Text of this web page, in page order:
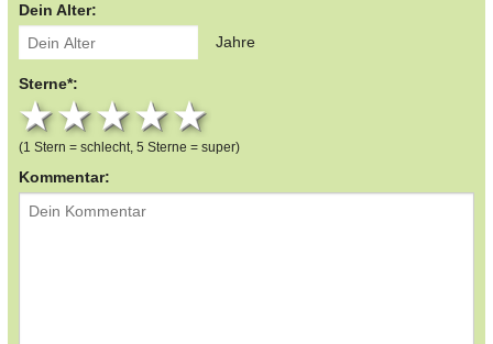
Dein Alter:
Jahre
Sterne*:
4 stars
3 stars
2 stars
1 star
(1 Stern = schlecht, 5 Sterne = super)
Kommentar: